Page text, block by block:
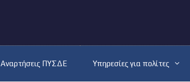
Αναρτήσεις ΠΥΣΔΕ Υπηρεσίες για πολίτες